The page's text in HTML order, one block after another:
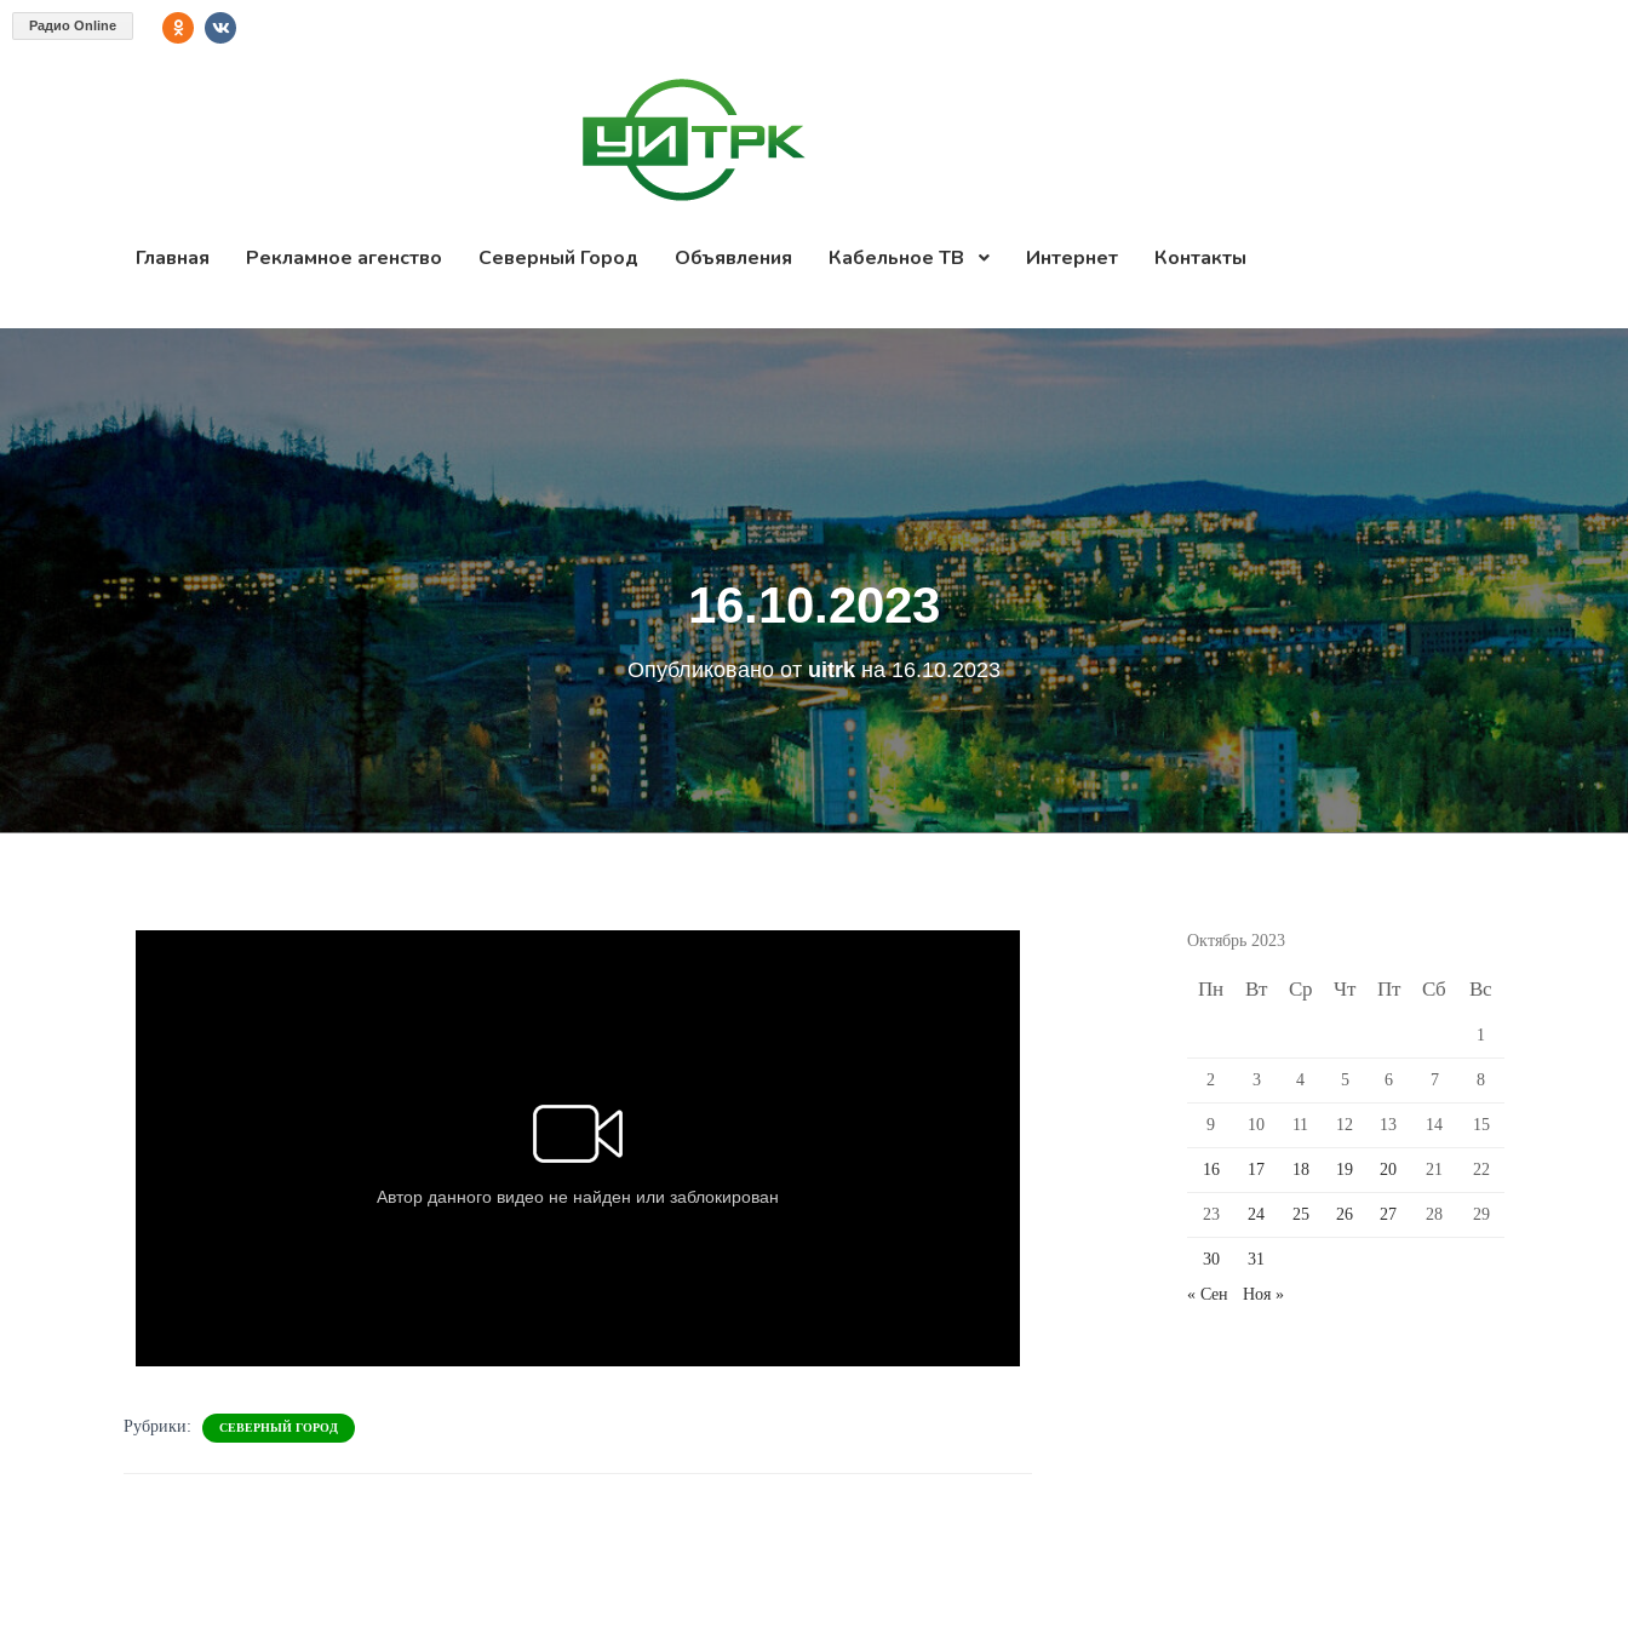
Радио Online
Главная Рекламное агенство Северный Город Объявления Кабельное ТВ Интернет Контакты
16.10.2023
Опубликовано отuitrkна16.10.2023
Рубрики: СЕВЕРНЫЙ ГОРОД
Октябрь 2023
Пн Вт Ср Чт Пт Сб Вс
1
2 3 4 5 6 7 8
9 10 11 12 13 14 15
16 17 18 19 20 21 22
23 24 25 26 27 28 29
30
31
« Сен
Ноя »